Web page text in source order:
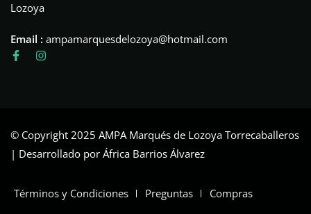
Lozoya
Email : ampamarquesdelozoya@hotmail.com
© Copyright 2025 AMPA Marqués de Lozoya Torrecaballeros
| Desarrollado por África Barrios Álvarez
Términos y Condiciones Preguntas Compras